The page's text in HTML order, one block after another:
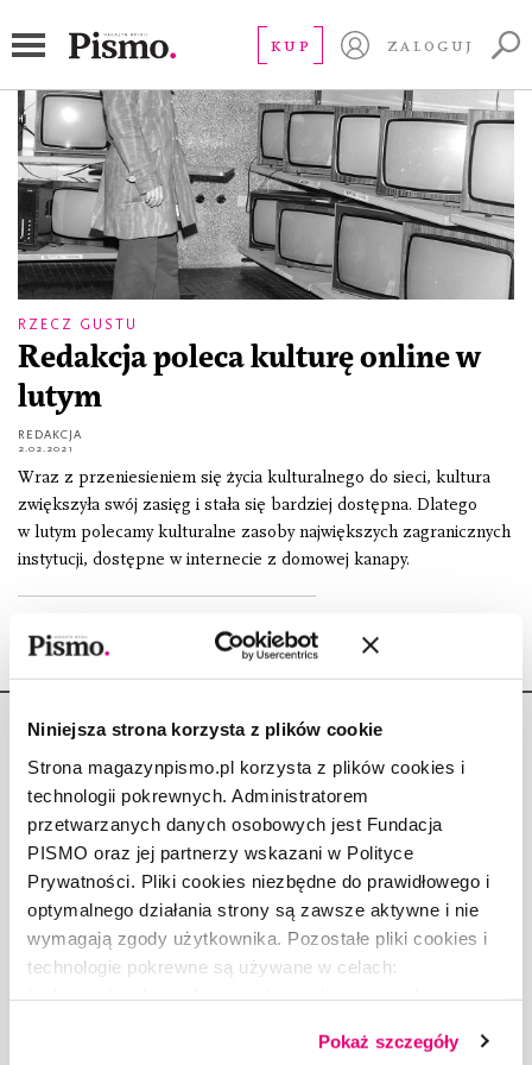
Niniejsza strona korzysta z plików cookie
Strona magazynpismo.pl korzysta z plików cookies i
technologii pokrewnych. Administratorem
przetwarzanych danych osobowych jest Fundacja
PISMO oraz jej partnerzy wskazani w Polityce
Prywatności. Pliki cookies niezbędne do prawidłowego i
optymalnego działania strony są zawsze aktywne i nie
wymagają zgody użytkownika. Pozostałe pliki cookies i
technologie pokrewne są używane w celach:
dobrowolną zgodę na pliki cookies i technologie
Pokaż szczegóły
KUP ZALOGUJ
RZECZ GUSTU
Redakcja poleca kulturę online w
lutym
REDAKCJA
2.02.2021
Wraz z przeniesieniem się życia kulturalnego do sieci, kultura
zwiększyła swój zasięg i stała się bardziej dostępna. Dlatego
w lutym polecamy kulturalne zasoby największych zagranicznych
instytucji, dostępne w internecie z domowej kanapy.
Copyright © Fundacja Pismo
O „PIŚMIE”
ABOUT PISMO
FACT-CHECKING W „PIŚMIE”